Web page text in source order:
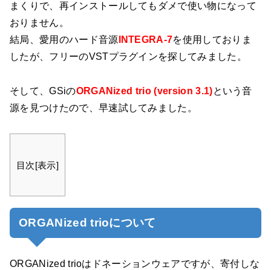
まくりで、再インストールしてもダメで使い物になって
おりません。
結局、愛用のハード音源 INTEGRA-7を使用しておりま
したが、フリーのVSTプラグインを探してみました。
そして、GSiのORGANized trio (version 3.1)という音
源を見つけたので、早速試してみました。
目次[表示]
ORGANized trioについて
ORGANized trioは ドネーションウェアですが、寄付しな